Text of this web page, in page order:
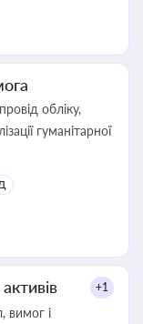
обліку,
гуманітарної
+1
вимог і